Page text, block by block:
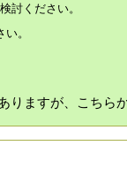
討ください。
。
りますが、こちら